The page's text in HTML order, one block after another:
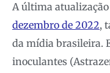
A última
dezembro de 2022,
da mídia brasileira.
inoculantes